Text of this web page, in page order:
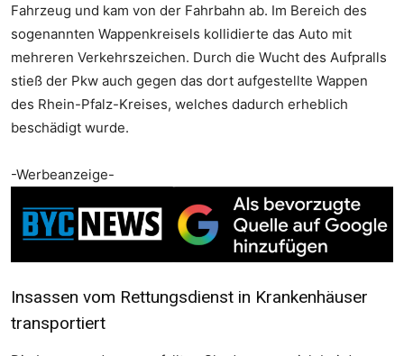
Fahrzeug und kam von der Fahrbahn ab. Im Bereich des
sogenannten Wappenkreisels kollidierte das Auto mit
mehreren Verkehrszeichen. Durch die Wucht des Aufpralls
stieß der Pkw auch gegen das dort aufgestellte Wappen
des Rhein-Pfalz-Kreises, welches dadurch erheblich
beschädigt wurde.
-Werbeanzeige-
Insassen vom Rettungsdienst in Krankenhäuser
transportiert